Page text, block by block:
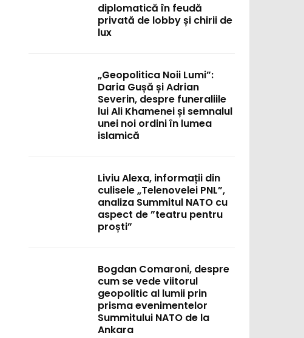
diplomatică în feudă
privată de lobby și chirii de
lux
„Geopolitica Noii Lumi”:
Daria Gușă și Adrian
Severin, despre funeraliile
lui Ali Khamenei și semnalul
unei noi ordini în lumea
islamică
Liviu Alexa, informații din
culisele „Telenovelei PNL”,
analiza Summitul NATO cu
aspect de ”teatru pentru
proști”
Bogdan Comaroni, despre
cum se vede viitorul
geopolitic al lumii prin
prisma evenimentelor
Summitului NATO de la
Ankara